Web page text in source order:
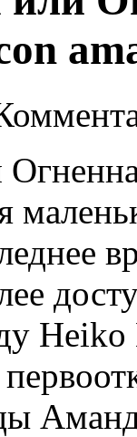
Heiko